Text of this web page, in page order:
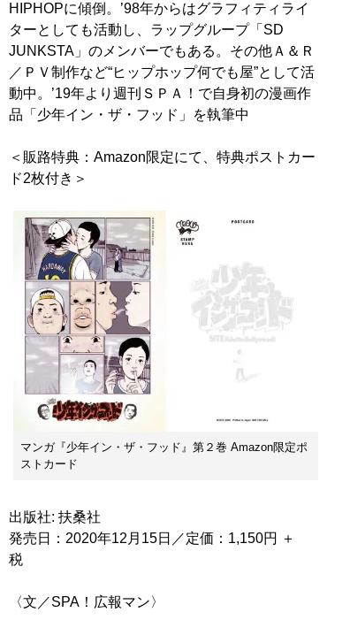
HIPHOPに傾倒。’98年からはグラフィティライ
ターとしても活動し、ラップグループ「SD
JUNKSTA」のメンバーでもある。その他Ａ＆Ｒ
／ＰＶ制作など“ヒップホップ何でも屋”として活
動中。’19年より週刊ＳＰＡ！で自身初の漫画作
品「少年イン・ザ・フッド」を執筆中
＜販路特典：Amazon限定にて、特典ポストカー
ド2枚付き＞
マンガ『少年イン・ザ・フッド』第２巻 Amazon限定ポ
ストカード
出版社: 扶桑社
発売日：2020年12月15日／定価：1,150円 ＋
税
〈文／SPA！広報マン〉